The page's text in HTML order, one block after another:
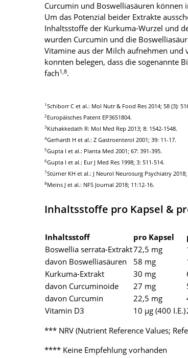
Curcumin und Boswelliasäuren können
Um das Potenzial beider Extrakte
Inhaltsstoffe der Kurkuma-Wurzel und
wurden Curcumin und die
Vitamine aus der Milch aufnehmen und
konnten belegen, dass die sogenannte
fach1,8.
1Schiborr C et al.: Mol Nutr & Food Res 2014; 58 (3):
2Europäisches Patent EP3651804.
3Kizhakkedath R: Mol Med Rep 2013; 8: 1542-1548.
4Gerhardt H et al.: Z Gastroenterol 2001; 39: 11-17.
5Gupta I et al.: Planta Med 2001; 67: 391-395.
6Gupta I et al.: Eur J Med Res 1998; 3: 511-514.
7Stürner KH et al.: J Neurol Neurosurg Psychiatry 2018;
8Meins J et al.: NFS Journal 2018; 11:12-16.
Inhaltsstoffe pro Kapsel &
Inhaltsstoff pro Kapsel
Boswellia serrata-Extrakt72,5 mg
davon Boswelliasäuren
58 mg
Kurkuma-Extrakt
30 mg
davon Curcuminoide
27 mg
davon Curcumin
22,5 mg
Vitamin D3
10 µg (400 I.E.)
*** NRV (Nutrient Reference Values;
**** Keine Empfehlung vorhanden